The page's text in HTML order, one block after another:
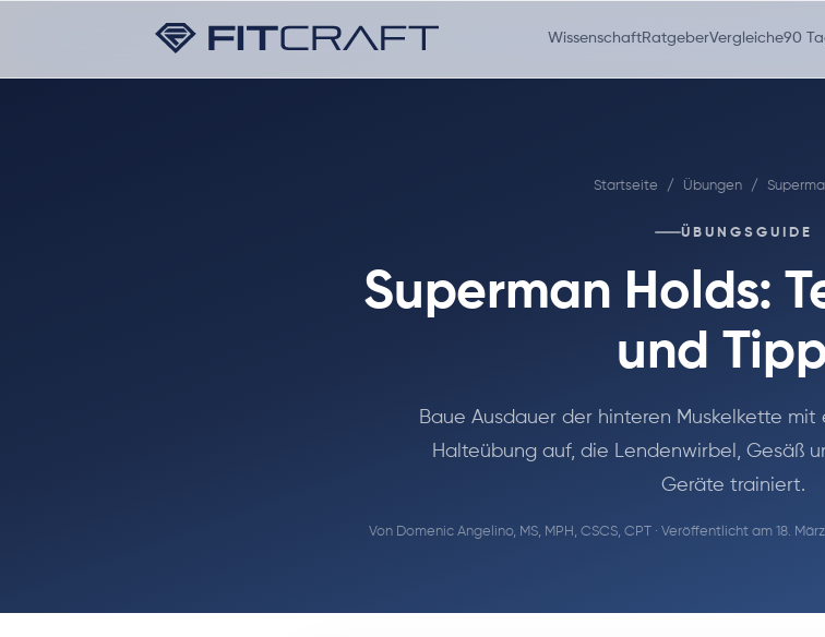
WissenschaftRatgeberVergleiche90
Startseite / Übungen /
ÜBUNGSGUIDE
Superman Holds:
und
Baue Ausdauer der hinteren Muskelkette
Halteübung auf, die Lendenwirbel, Gesäß
Geräte trainiert.
Von Domenic Angelino, MS, MPH, CSCS, CPT · Veröffentlicht am 18.